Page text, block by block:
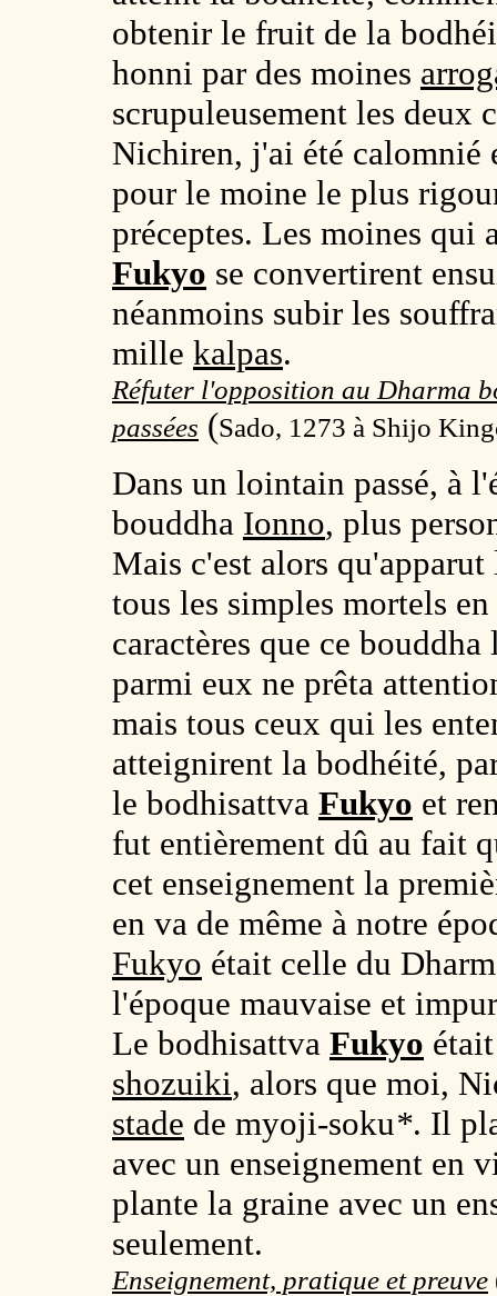
obtenir le fruit de la
honni par des moines
scrupuleusement les deux
Nichiren, j'ai été calomnié
pour le moine le plus
préceptes. Les moines qui
Fukyo se convertirent
néanmoins subir les
mille kalpas.
Réfuter l'opposition au Dharma
passées (Sado, 1273 à Shijo
Dans un lointain passé, à
bouddha Ionno, plus
Mais c'est alors
tous les simples mortels
caractères que ce
parmi eux ne prêta
mais tous ceux qui les
atteignirent la bodhéité,
le bodhisattva Fukyo et
fut entièrement dû au fait
cet enseignement la
en va de même à notre
Fukyo était celle du
l'époque mauvaise et
Le bodhisattva Fukyo
shozuiki, alors que moi,
stade de myoji-soku*. Il
avec un enseignement en
plante la graine avec un
seulement.
Enseignement, pratique et preuve